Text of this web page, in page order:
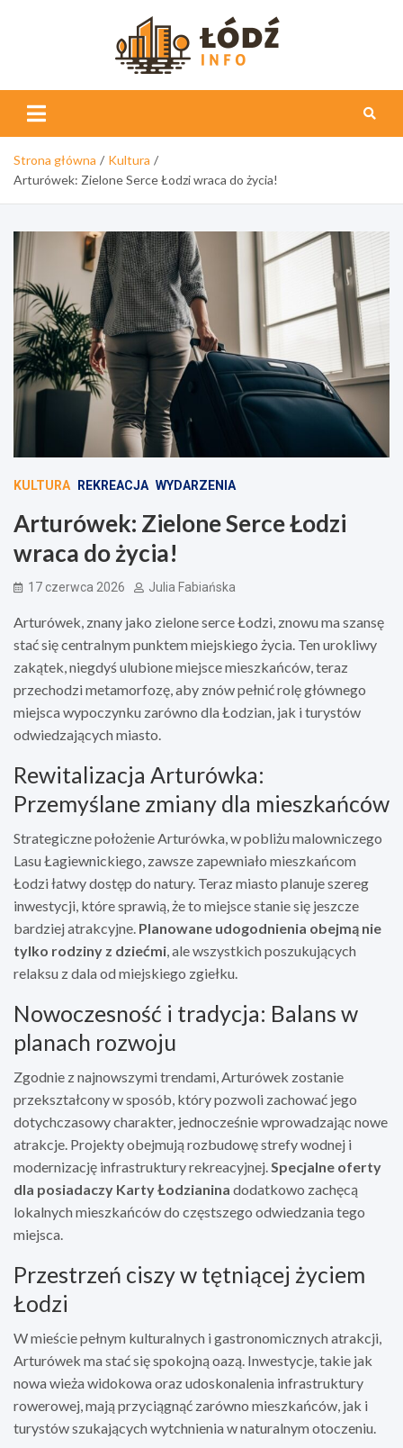
Info
Strona główna
Kultura
Arturówek: Zielone Serce Łodzi wraca do życia!
KULTURA REKREACJA WYDARZENIA
Arturówek: Zielone Serce Łodzi
wraca do życia!
17 czerwca 2026 Julia Fabiańska
Arturówek, znany jako zielone serce Łodzi, znowu ma szansę
stać się centralnym punktem miejskiego życia. Ten urokliwy
zakątek, niegdyś ulubione miejsce mieszkańców, teraz
przechodzi metamorfozę, aby znów pełnić rolę głównego
miejsca wypoczynku zarówno dla Łodzian, jak i turystów
odwiedzających miasto.
Rewitalizacja Arturówka:
Przemyślane zmiany dla mieszkańców
Strategiczne położenie Arturówka, w pobliżu malowniczego
Lasu Łagiewnickiego, zawsze zapewniało mieszkańcom
Łodzi łatwy dostęp do natury. Teraz miasto planuje szereg
inwestycji, które sprawią, że to miejsce stanie się jeszcze
bardziej atrakcyjne. Planowane udogodnienia obejmą nie
tylko rodziny z dziećmi , ale wszystkich poszukujących
relaksu z dala od miejskiego zgiełku.
Nowoczesność i tradycja: Balans w
planach rozwoju
Zgodnie z najnowszymi trendami, Arturówek zostanie
przekształcony w sposób, który pozwoli zachować jego
dotychczasowy charakter, jednocześnie wprowadzając nowe
atrakcje. Projekty obejmują rozbudowę strefy wodnej i
modernizację infrastruktury rekreacyjnej. Specjalne oferty
dla posiadaczy Karty Łodzianina dodatkowo zachęcą
lokalnych mieszkańców do częstszego odwiedzania tego
miejsca.
Przestrzeń ciszy w tętniącej życiem
Łodzi
W mieście pełnym kulturalnych i gastronomicznych atrakcji,
Arturówek ma stać się spokojną oazą. Inwestycje, takie jak
nowa wieża widokowa oraz udoskonalenia infrastruktury
rowerowej, mają przyciągnąć zarówno mieszkańców, jak i
turystów szukających wytchnienia w naturalnym otoczeniu.